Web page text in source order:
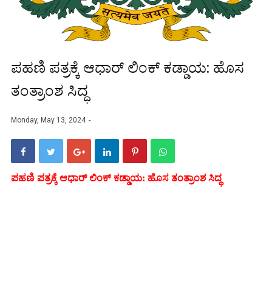
ಪಹಣಿ ಪತ್ರಕ್ಕೆ ಆಧಾರ್ ಲಿಂಕ್ ಕಡ್ಡಾಯ: ಹೊಸ
ತಂತ್ರಾಂಶ ಸಿದ್ಧ
Monday, May 13, 2024
ಪಹಣಿ ಪತ್ರಕ್ಕೆ ಆಧಾರ್ ಲಿಂಕ್ ಕಡ್ಡಾಯ: ಹೊಸ ತಂತ್ರಾಂಶ ಸಿದ್ಧ